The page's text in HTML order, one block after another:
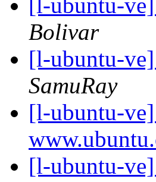
[l-ubuntu-
Bolivar
[l-ubuntu-
SamuRay
[l-ubuntu-
[l-ubuntu-